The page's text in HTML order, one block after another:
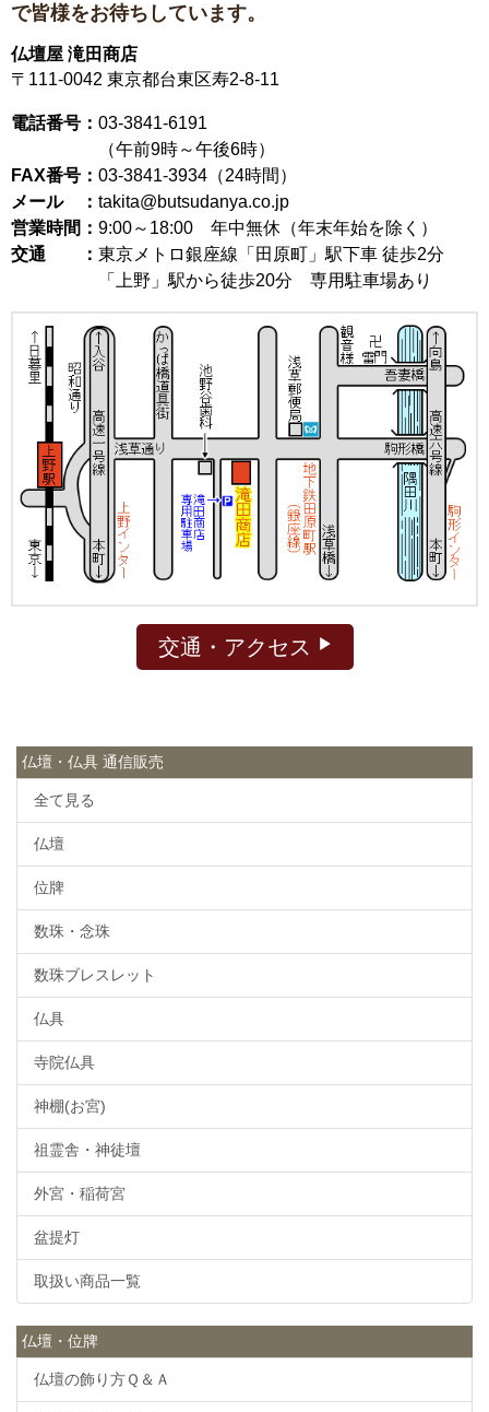
で皆様をお待ちしています。
仏壇屋 滝田商店
〒111-0042 東京都台東区寿2-8-11
電話番号： 03-3841-6191
（午前9時～午後6時）
FAX番号： 03-3841-3934（24時間）
メール ： takita@butsudanya.co.jp
営業時間： 9:00～18:00 年中無休（年末年始を除く）
交通 ： 東京メトロ銀座線「田原町」駅下車 徒歩2分
「上野」駅から徒歩20分 専用駐車場あり
交通・アクセス
仏壇・仏具 通信販売
全て見る
仏壇
位牌
数珠・念珠
数珠ブレスレット
仏具
寺院仏具
神棚(お宮)
祖霊舎・神徒壇
外宮・稲荷宮
盆提灯
取扱い商品一覧
仏壇・位牌
仏壇の飾り方Ｑ＆Ａ